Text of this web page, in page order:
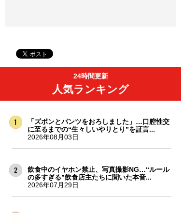
24時間更新
人気ランキング
「ズボンとパンツをおろしました」…口腔性交
に至るまでの“生々しいやりとり”を証言...
2026年08月03日
飲食中のイヤホン禁止、写真撮影NG…“ルール
の多すぎる”飲食店主たちに聞いた本音...
2026年07月29日